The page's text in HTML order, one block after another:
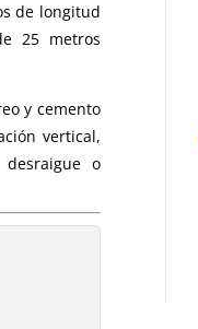
de longitud
25 metros
y cemento
vertical,
desraigue o